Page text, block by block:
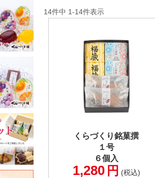
14件中 1-14件表示
くらづくり銘菓撰
１号
６個入
1,280
税込